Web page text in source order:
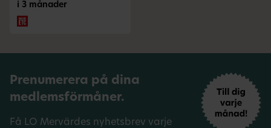
i 3 månader
Prenumerera på dina
medlemsförmåner.
Få LO Mervärdes nyhetsbrev varje